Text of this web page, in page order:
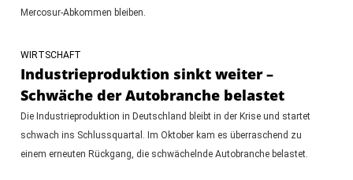
Mercosur-Abkommen bleiben.
WIRTSCHAFT
Industrieproduktion sinkt weiter –
Schwäche der Autobranche belastet
Die Industrieproduktion in Deutschland bleibt in der Krise und startet
schwach ins Schlussquartal. Im Oktober kam es überraschend zu
einem erneuten Rückgang, die schwächelnde Autobranche belastet.